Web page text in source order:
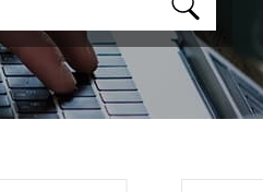
검
색